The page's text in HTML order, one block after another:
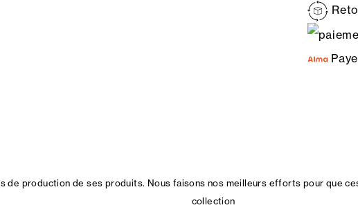
de production de ses produits. Nous faisons nos meilleurs efforts pour que
collection